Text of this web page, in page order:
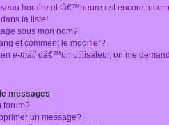
horaire et lâ€™heure est encore
la liste!
sous mon nom?
et comment le modifier?
e-mail dâ€™un utilisateur, on me
messages
forum?
un message?